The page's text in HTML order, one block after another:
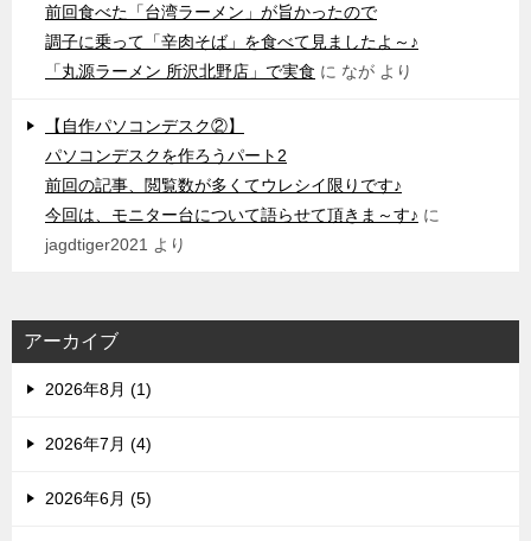
前回食べた「台湾ラーメン」が旨かったので
調子に乗って「辛肉そば」を食べて見ましたよ～♪
「丸源ラーメン 所沢北野店」で実食 に なが より
【自作パソコンデスク②】
パソコンデスクを作ろうパート2
前回の記事、閲覧数が多くてウレシイ限りです♪
今回は、モニター台について語らせて頂きま～す♪ に
jagdtiger2021 より
アーカイブ
2026年8月 (1)
2026年7月 (4)
2026年6月 (5)